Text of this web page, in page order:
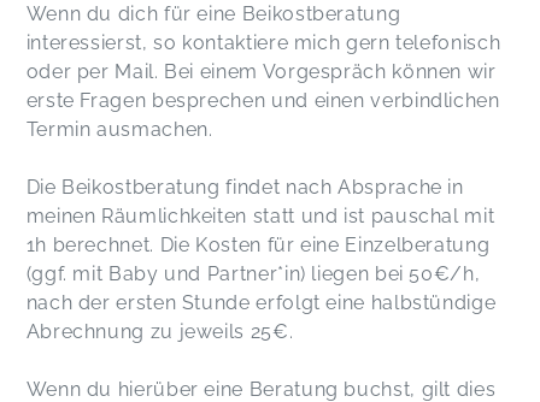
Wenn du dich für eine Beikostberatung
interessierst, so kontaktiere mich gern telefonisch
oder per Mail. Bei einem Vorgespräch können wir
erste Fragen besprechen und einen verbindlichen
Termin ausmachen.
Die Beikostberatung findet nach Absprache in
meinen Räumlichkeiten statt und ist pauschal mit
1h berechnet. Die Kosten für eine Einzelberatung
(ggf. mit Baby und Partner*in) liegen bei 50€/h,
nach der ersten Stunde erfolgt eine halbstündige
Abrechnung zu jeweils 25€.
Wenn du hierüber eine Beratung buchst, gilt dies